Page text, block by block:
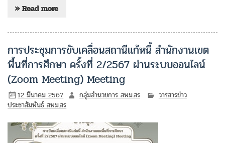
» Read more
การประชุมการขับเคลื่อนสถานีแก้หนี้ สำนักงานเขต
พื้นที่การศึกษา ครั้งที่ 2/2567 ผ่านระบบออนไลน์
(Zoom Meeting) Meeting
12 มีนาคม 2567 กลุ่มอำนวยการ สพม.สร
วารสารข่าว
ประชาสัมพันธ์ สพม.สร